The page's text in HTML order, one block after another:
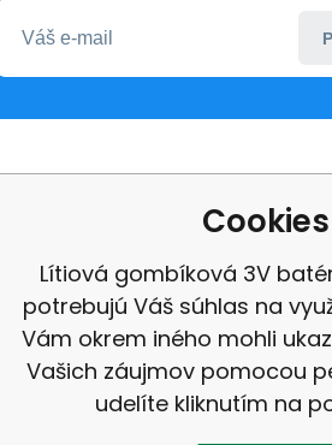
Odstoupení od smlouvy
Kontakt
Doprava a platba
Reklamace a vrácení
Cookies
Lítiová gombíková 3V
potrebujú Váš súhlas na
Vám okrem iného mohli
Vašich záujmov pomocou
udelíte kliknutím na